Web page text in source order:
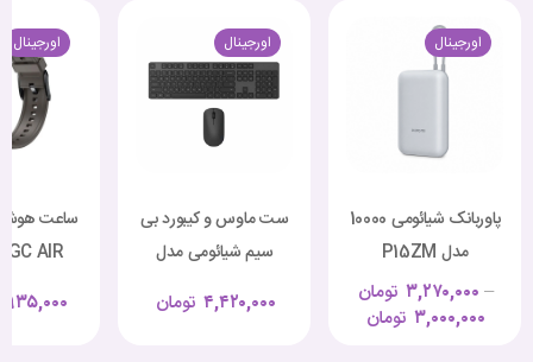
اورجینال
پاوربانک شیائومی 10000
مدل P15ZM
تومان ۳,۲۷۰,۰۰۰ –
تومان ۳,۰۰۰,۰۰۰
اورجینال
ست ماوس و کیبورد بی
سیم شیائومی مدل
تومان ۴,۴۲۰,۰۰۰
اورجینال
ساعت
AIR